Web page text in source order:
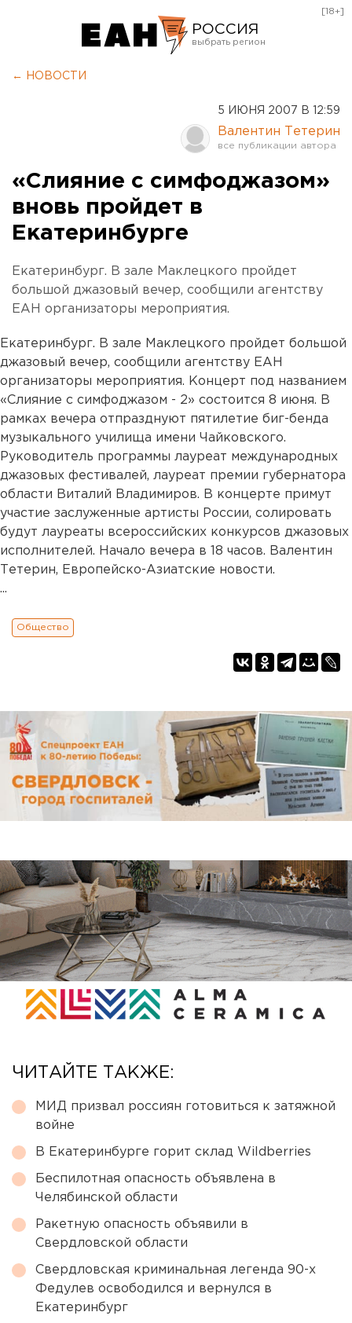
РОССИЯ
Курган
Оренбург
[18+]
← НОВОСТИ
5 ИЮНЯ 2007 В 12:59
Валентин Тетерин
«Слияние с симфоджазом»
вновь пройдет в
Екатеринбурге
Екатеринбург. В зале Маклецкого пройдет
большой джазовый вечер, сообщили агентству
ЕАН организаторы мероприятия.
Екатеринбург. В зале Маклецкого пройдет большой
джазовый вечер, сообщили агентству ЕАН
организаторы мероприятия. Концерт под названием
«Слияние с симфоджазом - 2» состоится 8 июня. В
рамках вечера отпразднуют пятилетие биг-бенда
музыкального училища имени Чайковского.
Руководитель программы лауреат международных
джазовых фестивалей, лауреат премии губернатора
области Виталий Владимиров. В концерте примут
участие заслуженные артисты России, солировать
будут лауреаты всероссийских конкурсов джазовых
исполнителей. Начало вечера в 18 часов. Валентин
Тетерин, Европейско-Азиатские новости.
...
Общество
ЧИТАЙТЕ ТАКЖЕ:
МИД призвал россиян готовиться к затяжной
войне
В Екатеринбурге горит склад Wildberries
Беспилотная опасность объявлена в
Челябинской области
Ракетную опасность объявили в
Свердловской области
Свердловская криминальная легенда 90-х
Федулев освободился и вернулся в
Екатеринбург